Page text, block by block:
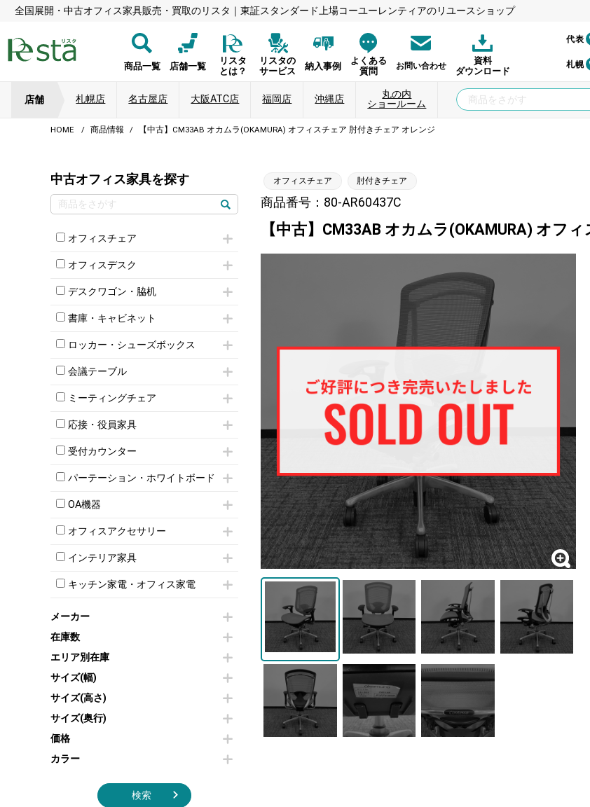
全国展開・中古オフィス家具販売・買取のリスタ｜東証スタンダード上場コーユーレンティアのリユースショップ
商品一覧 店舗一覧
リスタ
とは？
リスタの
サービス
納入事例
よくある
質問
お問い合わせ
資料
ダウンロード
代表
札幌
店舗 札幌店 名古屋店 大阪ATC店 福岡店 沖縄店
丸の内
ショールーム
HOME 商品情報 【中古】CM33AB オカムラ(OKAMURA) オフィスチェア 肘付きチェア オレンジ
中古オフィス家具を探す
オフィスチェア
肘付きチェア
肘無しチェア
役員チェア
オフィスチェアその他
オフィスデスク
片袖机
フリーアドレスデスク（ベンチデスク）
昇降デスク
両袖机
デスクワゴン・脇机
インワゴン2段
インワゴン3段
脇机
書庫・キャビネット
ハイキャビネット
ローキャビネット
両開きキャビネット
上下連結キャビネット
軽量ラック（スチールラック）
収納家具その他
オープン書庫
両開書庫
引き違い書庫
ロッカー・シューズボックス
1人用ロッカー
2人用ロッカー
3人用ロッカー
5人用ロッカー
8人用ロッカー
多人数ロッカー
シリンダー錠ロッカー
ダイヤル錠ロッカー
ボタン錠ロッカー
シューズロッカー・下駄箱
ロッカーその他
会議テーブル
ミーティングテーブル
スタッキングテーブル
ネスティングテーブル
カウンターテーブル
T字脚テーブル
会議テーブルW1200～
会議テーブルW1800～
折りたたみ会議テーブル
ハイテーブル
ミーティングチェア
キャスター付きミーティングチェア
スタッキングミーティングチェア
テーブル付きミーティングチェア
折りたたみミーティングチェア
ハイチェア
ミーティングチェアその他
応接・役員家具
応接セット
応接ソファ
応接チェア
応接・役員家具その他
受付カウンター
ハイカウンター
ローカウンター
ラウンジカウンター
パーテーション・ホワイトボード
パーテーション
自立タイプパーテーション
パーテーションその他
壁掛けホワイトボード
ホワイトボードその他
OA機器
iPad
電話機（ビジネスフォン）
シュレッダー
スクリーン
プリンター・コピー機
オフィスアクセサリー
チェア用台車
演台・講演台・演説台
防音パネル
コートハンガー・ポールハンガー
傘立て
食器棚・キッチンキャビネット
オフィスアクセサリーその他
インテリア家具
モールドチェア
ダイニングチェア
カウンターテーブル
センターテーブル・サイドテーブル
カフェテーブル
ソファ
シェルフ
ダストボックス（ゴミ箱）
インテリア家具その他
キッチン家電・オフィス家電
冷蔵庫・洗濯機
空気清浄機・加湿器
電子レンジ
液晶テレビ・モニター類
エアコン
照明機器
季節家電
その他キッチン家電・オフィス家電
メーカー
在庫数
エリア別在庫
サイズ(幅)
サイズ(高さ)
サイズ(奥行)
価格
カラー
検索
オフィスチェア 肘付きチェア
商品番号：80-AR60437C
【中古】CM33AB オカムラ(OKAMURA) オフ